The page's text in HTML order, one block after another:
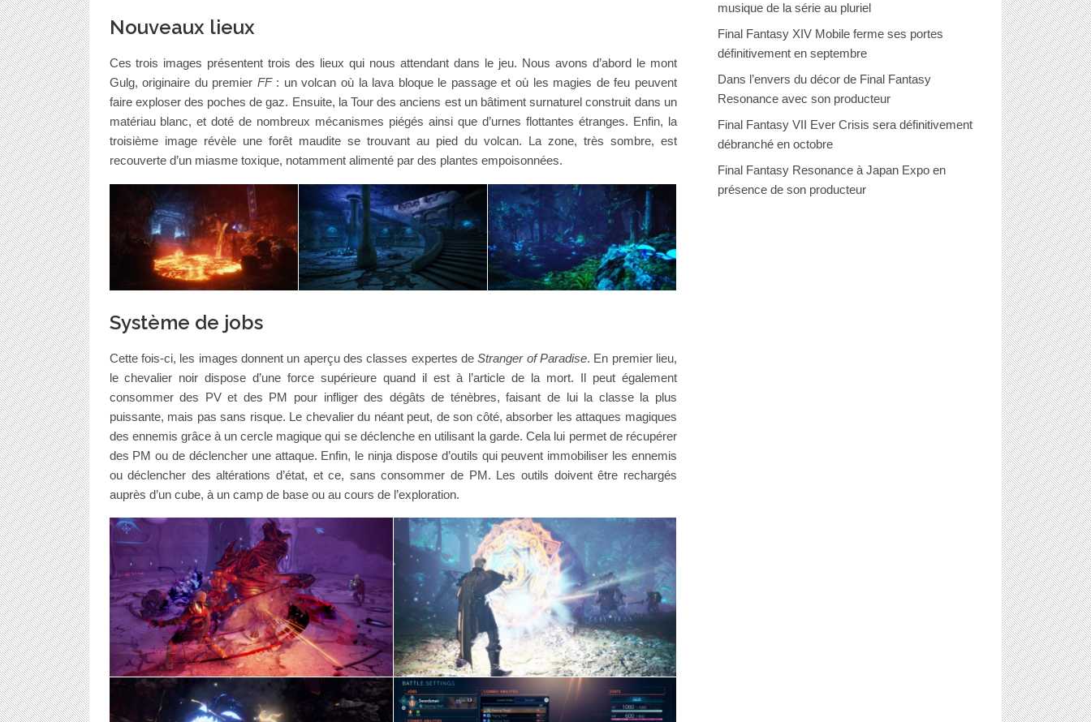
Nouveaux lieux
Ces trois images présentent trois des lieux qui nous attendant dans le jeu. Nous avons d’abord le mont
Gulg, originaire du premier FF: un volcan où la lava bloque le passage et où les magies de feu peuvent
faire exploser des poches de gaz. Ensuite, la Tour des anciens est un bâtiment surnaturel construit dans un
matériau blanc, et doté de nombreux mécanismes piégés ainsi que d’urnes flottantes étranges. Enfin, la
troisième image révèle une forêt maudite se trouvant au pied du volcan. La zone, très sombre, est
recouverte d’un miasme toxique, notamment alimenté par des plantes empoisonnées.
Système de jobs
Cette fois-ci, les images donnent un aperçu des classes expertes deStranger of Paradise. En premier lieu,
le chevalier noir dispose d’une force supérieure quand il est à l’article de la mort. Il peut également
consommer des PV et des PM pour infliger des dégâts de ténèbres, faisant de lui la classe la plus
puissante, mais pas sans risque. Le chevalier du néant peut, de son côté, absorber les attaques magiques
des ennemis grâce à un cercle magique qui se déclenche en utilisant la garde. Cela lui permet de récupérer
des PM ou de déclencher une attaque. Enfin, le ninja dispose d’outils qui peuvent immobiliser les ennemis
ou déclencher des altérations d’état, et ce, sans consommer de PM. Les outils doivent être rechargés
auprès d’un cube, à un camp de base ou au cours de l’exploration.
musique de la série au pluriel
Final Fantasy XIV Mobile ferme ses portes
définitivement en septembre
Dans l’envers du décor de Final Fantasy
Resonance avec son producteur
Final Fantasy VII Ever Crisis sera définitivement
débranché en octobre
Final Fantasy Resonance à Japan Expo en
présence de son producteur